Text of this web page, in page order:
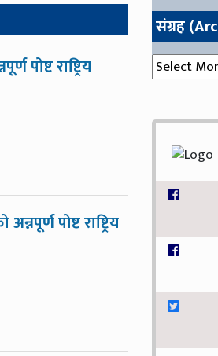
पोष्ट राष्ट्रिय
पोष्ट राष्ट्रिय
संग्रह
संग्रह